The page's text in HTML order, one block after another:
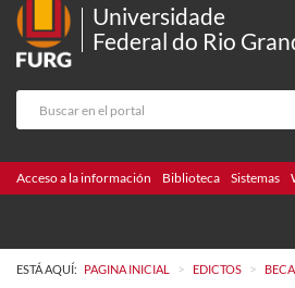
Universidade
Federal do Rio
Acceso a la información Biblioteca Sistemas
ESTÁ AQUÍ: PAGINA INICIAL > EDICTOS >